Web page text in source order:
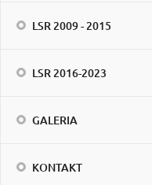
LSR 2009 - 2015
LSR 2016-2023
GALERIA
KONTAKT